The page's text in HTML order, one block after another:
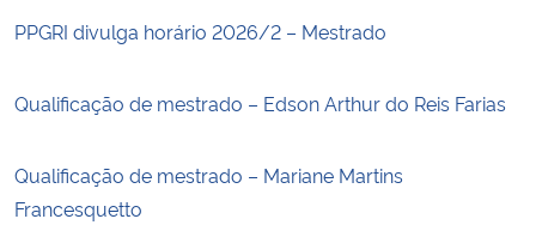
PPGRI divulga horário 2026/2 – Mestrado
Qualificação de mestrado – Edson Arthur do Reis Farias
Qualificação de mestrado – Mariane Martins
Francesquetto